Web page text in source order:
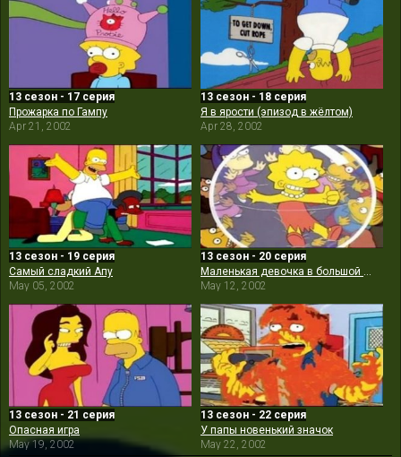
13 сезон - 17 серия
Прожарка по Гампу
Apr 21, 2002
13 сезон - 18 серия
Я в ярости (эпизод в жёлтом)
Apr 28, 2002
13 сезон - 19 серия
Самый сладкий Апу
May 05, 2002
13 сезон - 20 серия
Маленькая девочка в большой десятке
May 12, 2002
13 сезон - 21 серия
Опасная игра
May 19, 2002
13 сезон - 22 серия
У папы новенький значок
May 22, 2002